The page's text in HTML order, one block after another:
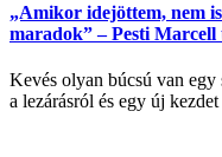
„Amikor idejöttem, nem
maradok” – Pesti
Kevés olyan búcsú van egy
a lezárásról és egy új